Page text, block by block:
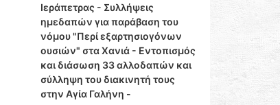
Ιεράπετρας - Συλλήψεις
ημεδαπών για παράβαση του
νόμου "Περί εξαρτησιογόνων
ουσιών" στα Χανιά - Εντοπισμός
και διάσωση 33 αλλοδαπών και
σύλληψη του διακινητή τους
στην Αγία Γαλήνη -